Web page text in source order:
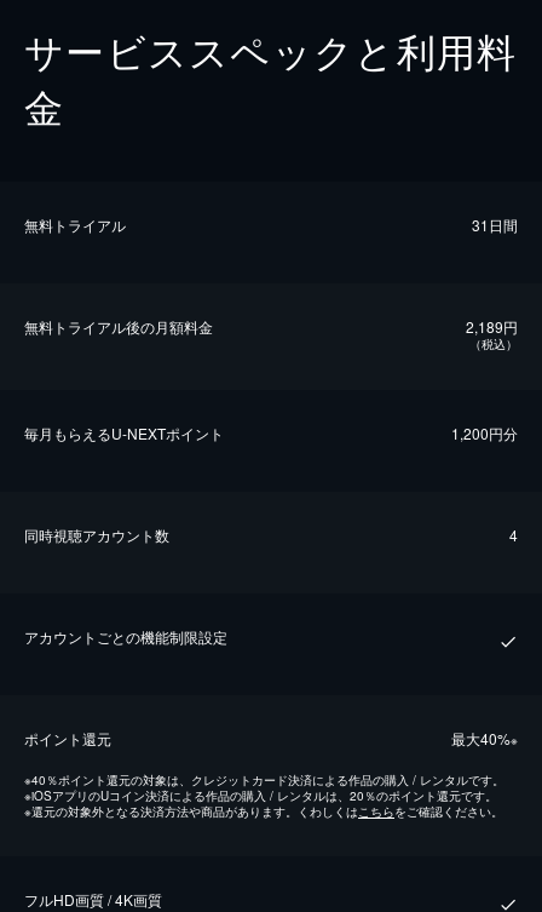
サービススペックと利用料
金
無料トライアル 31日間
無料トライアル後の⽉額料金 2,189円
（税込）
毎⽉もらえるU-NEXTポイント 1,200円分
同時視聴アカウント数 4
アカウントごとの機能制限設定
ポイント還元 最⼤40%※
※40％ポイント還元の対象は、クレジットカード決済による作品の購入 / レンタルです。
※iOSアプリのUコイン決済による作品の購入 / レンタルは、20％のポイント還元です。
※還元の対象外となる決済方法や商品があります。くわしくはこちらをご確認ください。
フルHD画質 / 4K画質